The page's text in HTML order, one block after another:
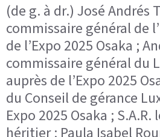
(de g. à dr.) José Andrés
commissaire général de
de l’Expo 2025 Osaka ;
commissaire général du
auprès de l’Expo 2025
du Conseil de gérance
Expo 2025 Osaka ; S.A.R.
héritier ; Paula Isabel